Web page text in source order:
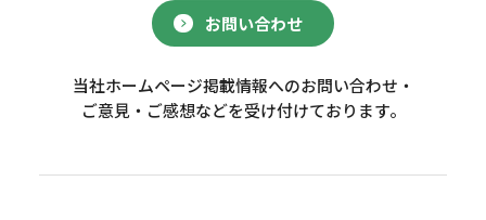
お問い合わせ
当社ホームページ掲載情報へのお問い合わせ・
ご意見・ご感想などを受け付けております。